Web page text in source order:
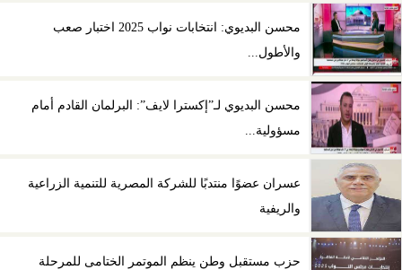
محسن البديوي: انتخابات نواب 2025 اختبار صعب
والأطول...
محسن البديوي لـ”إكسترا لايف”: البرلمان القادم أمام
مسؤولية...
عسران عضوًا منتدبًا للشركة المصرية للتنمية الزراعية
والريفية
حزب مستقبل وطن ينظم الموتمر الختامى للمرحلة